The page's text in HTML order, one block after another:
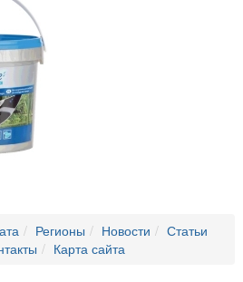
Регионы Новости
Статьи
Карта сайта